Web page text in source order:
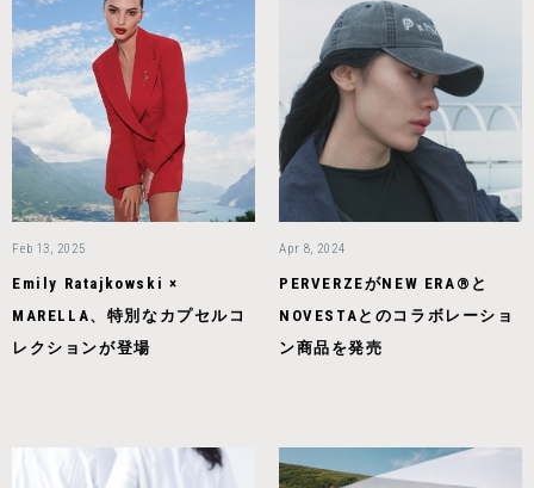
Feb 13, 2025
Emily Ratajkowski ×
MARELLA、特別なカプセルコ
レクションが登場
Apr 8, 2024
PERVERZEがNEW ERA®と
NOVESTAとのコラボレーショ
ン商品を発売